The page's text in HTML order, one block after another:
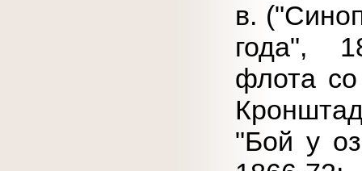
в.
года",
флота
"Бой у